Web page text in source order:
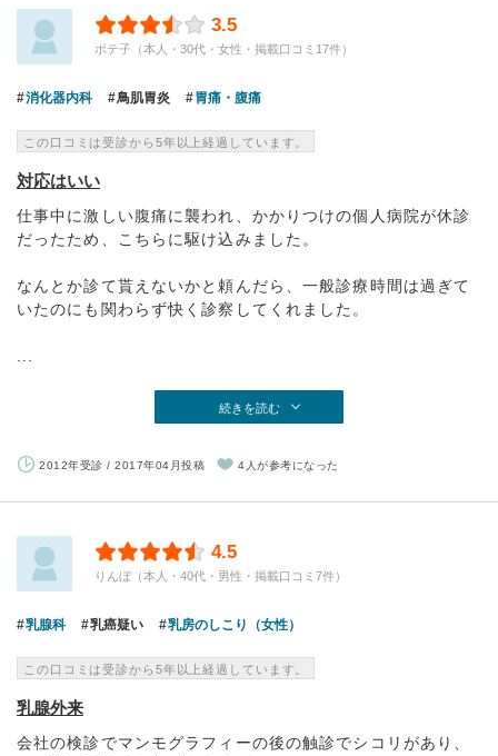
3.5
ポテ子（本人・30代・女性・掲載口コミ17件）
消化器内科 鳥肌胃炎 胃痛・腹痛
この口コミは受診から5年以上経過しています。
対応はいい
仕事中に激しい腹痛に襲われ、かかりつけの個人病院が休診
だったため、こちらに駆け込みました。
なんとか診て貰えないかと頼んだら、一般診療時間は過ぎて
いたのにも関わらず快く診察してくれました。
続きを読む
2012年受診 / 2017年04月投稿 4人が参考になった
4.5
りんぼ（本人・40代・男性・掲載口コミ7件）
乳腺科 乳癌疑い 乳房のしこり（女性）
この口コミは受診から5年以上経過しています。
乳腺外来
会社の検診でマンモグラフィーの後の触診でシコリがあり、